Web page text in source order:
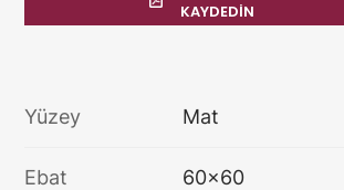
KAYDEDIN
Yüzey Mat
Ebat 60x60